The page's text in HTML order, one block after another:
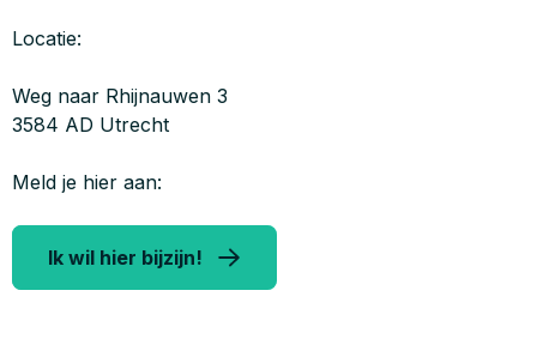
Locatie:
Weg naar Rhijnauwen 3
3584 AD Utrecht
Meld je hier aan:
Ik wil hier bijzijn!